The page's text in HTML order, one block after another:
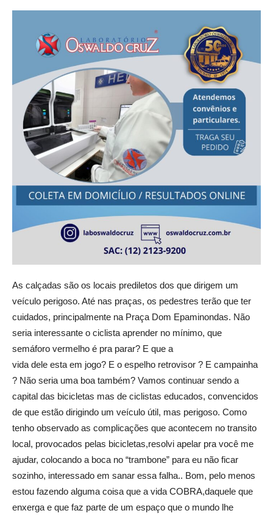
As calçadas são os locais prediletos dos que dirigem um
veículo perigoso. Até nas praças, os pedestres terão que ter
cuidados, principalmente na Praça Dom Epaminondas. Não
seria interessante o ciclista aprender no mínimo, que
semáforo vermelho é pra parar? E que a
vida dele esta em jogo? E o espelho retrovisor ? E campainha
? Não seria uma boa também? Vamos continuar sendo a
capital das bicicletas mas de ciclistas educados, convencidos
de que estão dirigindo um veículo útil, mas perigoso. Como
tenho observado as complicações que acontecem no transito
local, provocados pelas bicicletas,resolvi apelar pra você me
ajudar, colocando a boca no “trambone” para eu não ficar
sozinho, interessado em sanar essa falha.. Bom, pelo menos
estou fazendo alguma coisa que a vida COBRA,daquele que
enxerga e que faz parte de um espaço que o mundo lhe